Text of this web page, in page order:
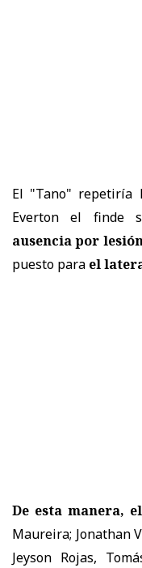
El "Tano" repetiría
Everton el finde
ausencia por
puesto para el
De esta manera,
Maureira; Jonathan
Jeyson Rojas,